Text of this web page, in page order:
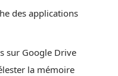
des applications
sur Google Drive
la mémoire